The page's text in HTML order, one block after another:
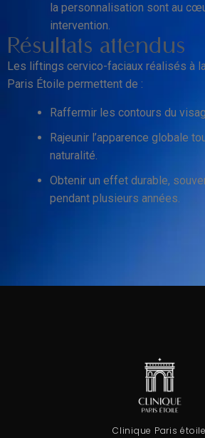
la personnalisation sont au
intervention.
Résultats attendus
Les liftings cervico-faciaux réalisés à
Paris Étoile permettent de :
Raffermir les contours du
Rajeunir l’apparence globale
naturalité.
Obtenir un effet durable,
pendant plusieurs années.
Clinique Paris étoile